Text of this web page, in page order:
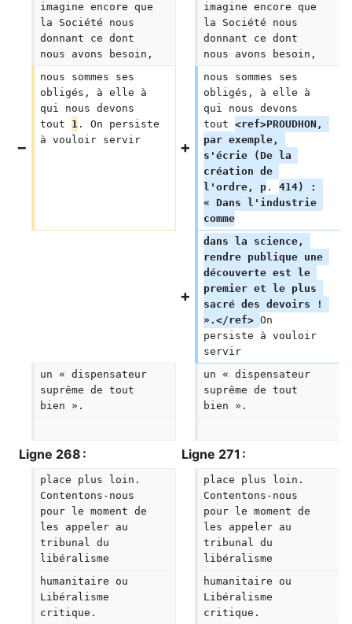
imagine encore que
la Société nous
donnant ce dont
nous avons besoin,
imagine encore que
la Société nous
donnant ce dont
nous avons besoin,
nous sommes ses
obligés, à elle à
qui nous devons
tout 1. On persiste
à vouloir servir
nous sommes ses
obligés, à elle à
qui nous devons
tout <ref>PROUDHON,
par exemple,
s'écrie (De la
création de
l'ordre, p. 414) :
« Dans l'industrie
comme
dans la science,
rendre publique une
découverte est le
premier et le plus
sacré des devoirs !
».</ref> On
persiste à vouloir
servir
un « dispensateur
suprême de tout
bien ».
un « dispensateur
suprême de tout
bien ».
Ligne 268 : Ligne 271 :
place plus loin.
Contentons-nous
pour le moment de
les appeler au
tribunal du
libéralisme
place plus loin.
Contentons-nous
pour le moment de
les appeler au
tribunal du
libéralisme
humanitaire ou
Libéralisme
critique.
humanitaire ou
Libéralisme
critique.